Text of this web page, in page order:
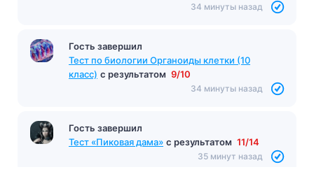
34 минуты назад
Гость завершил
Тест по биологии Органоиды клетки (10
класс) с результатом 9/10
34 минуты назад
Гость завершил
Тест «Пиковая дама» с результатом 11/14
35 минут назад